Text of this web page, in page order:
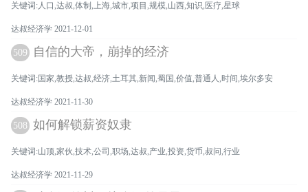
关键词:人口,达叔,体制,上海,城市,项目,规模,山西,知识,医疗,星球
达叔经济学 2021-12-01
509 自信的大帝，崩掉的经济
关键词:国家,教授,达叔,经济,土耳其,新闻,蜀国,价值,普通人,时间,埃尔多安
达叔经济学 2021-11-30
508 如何解锁薪资奴隶
关键词:山顶,家伙,技术,公司,职场,达叔,产业,投资,货币,叔问,行业
达叔经济学 2021-11-29